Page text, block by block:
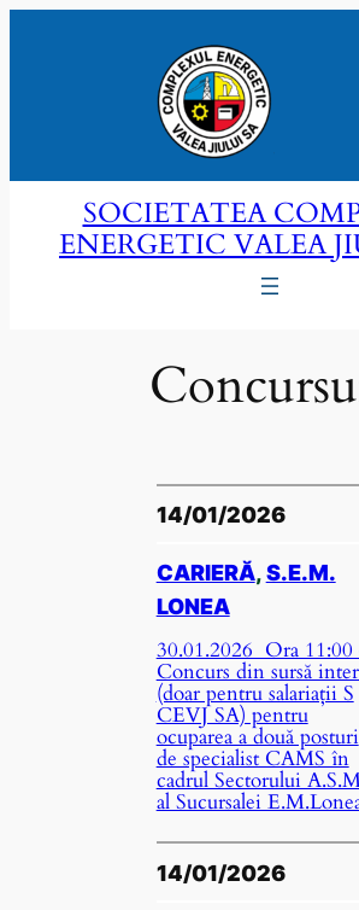
SOCIETATEA
ENERGETIC VALEA
14/01/2026
CARIERĂ, S.E.M.
LONEA
30.01.2026 Ora 11:00
Concurs din sursă
(doar pentru salariații S
CEVJ SA) pentru
ocuparea a două posturi
de specialist CAMS în
cadrul Sectorului
al Sucursalei
14/01/2026